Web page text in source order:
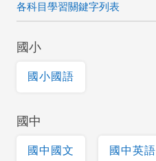
各科目學習關鍵字列表
國小
國小國語
國中
國中國文 國中英語